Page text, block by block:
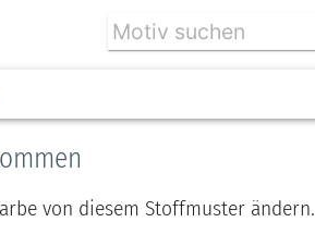
von diesem Stoffmuster ändern.